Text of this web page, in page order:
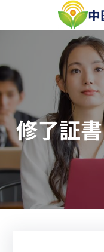
容
ス
キ
ッ
プ 修了証